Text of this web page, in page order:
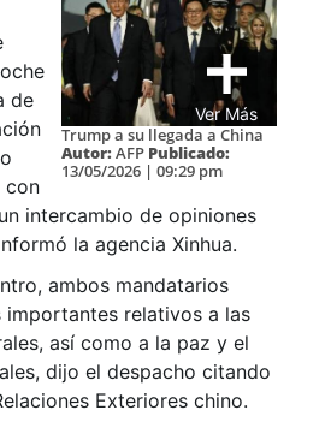
Ver Más
Trump a su llegada a China
Autor: AFP Publicado:
13/05/2026 | 09:29 pm
de
con
intercambio de opiniones
la agencia Xinhua.
ambos mandatarios
importantes relativos a las
así como a la paz y el
dijo el despacho citando
Exteriores chino.